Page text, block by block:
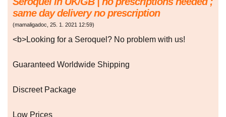
same day delivery no prescription
(mamaligadoc, 25. 1. 2021 12:59)
<b>Looking for a Seroquel? No problem with us!
Guaranteed Worldwide Shipping
Discreet Package
Low Prices